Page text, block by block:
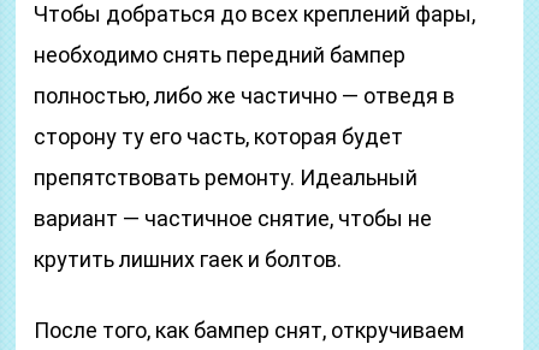
Чтобы добраться до всех креплений фары,
необходимо снять передний бампер
полностью, либо же частично — отведя в
сторону ту его часть, которая будет
препятствовать ремонту. Идеальный
вариант — частичное снятие, чтобы не
крутить лишних гаек и болтов.
После того, как бампер снят, откручиваем